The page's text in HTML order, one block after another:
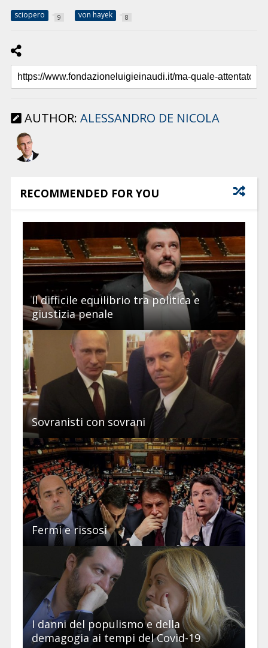
sciopero 9 von hayek 8
AUTHOR: ALESSANDRO DE NICOLA
RECOMMENDED FOR YOU
Il difficile equilibrio tra politica e
giustizia penale
Sovranisti con sovrani
Fermi e rissosi
I danni del populismo e della
demagogia ai tempi del Covid-19